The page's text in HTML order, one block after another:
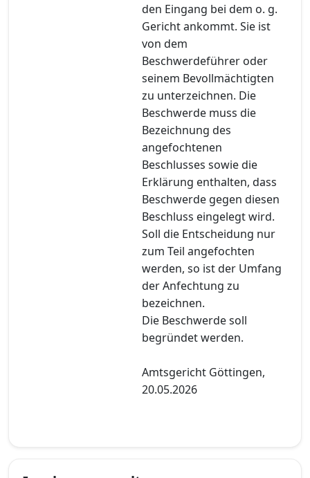
den Eingang bei dem o. g.
Gericht ankommt. Sie ist
von dem
Beschwerdeführer oder
seinem Bevollmächtigten
zu unterzeichnen. Die
Beschwerde muss die
Bezeichnung des
angefochtenen
Beschlusses sowie die
Erklärung enthalten, dass
Beschwerde gegen diesen
Beschluss eingelegt wird.
Soll die Entscheidung nur
zum Teil angefochten
werden, so ist der Umfang
der Anfechtung zu
bezeichnen.
Die Beschwerde soll
begründet werden.
Amtsgericht Göttingen,
20.05.2026